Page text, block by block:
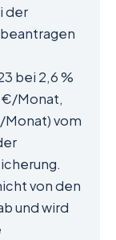
der
bei 2,6 %
€/Monat,
vom
von den
und wird